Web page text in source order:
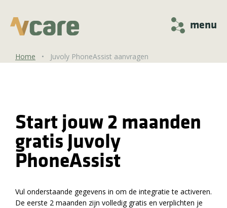
menu
Home • Juvoly PhoneAssist aanvragen
Start jouw 2 maanden
gratis Juvoly
PhoneAssist
Vul onderstaande gegevens in om de integratie te activeren.
De eerste 2 maanden zijn volledig gratis en verplichten je